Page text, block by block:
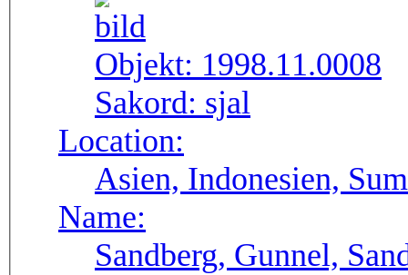
Objekt: 1998.11.0008
Sakord: sjal
Location:
Asien, Indonesien,
Name:
Sandberg, Gunnel,